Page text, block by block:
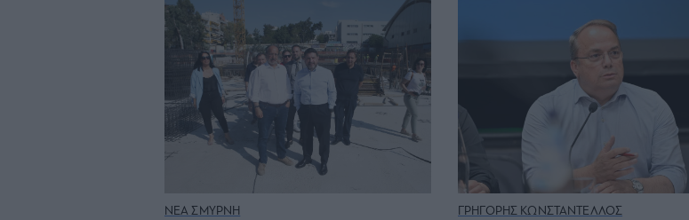
ΝΕΑ ΣΜΥΡΝΗ ΓΡΗΓΟΡΗΣ ΚΩΝΣΤΑΝΤΕΛΛΟΣ